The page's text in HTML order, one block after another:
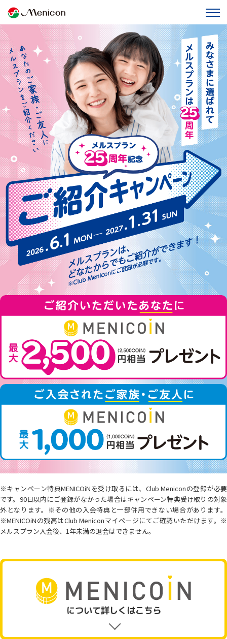
※キャンペーン特典MENICOiNを受け取るには、Club Meniconの登録が必要
です。90日以内にご登録がなかった場合はキャンペーン特典受け取りの対象
外となります。※その他の入会特典と一部併用できない場合があります。
※MENICOiNの残高はClub Meniconマイページにてご確認いただけます。※
メルスプラン入会後、1年未満の退会はできません。
について詳しくはこちら